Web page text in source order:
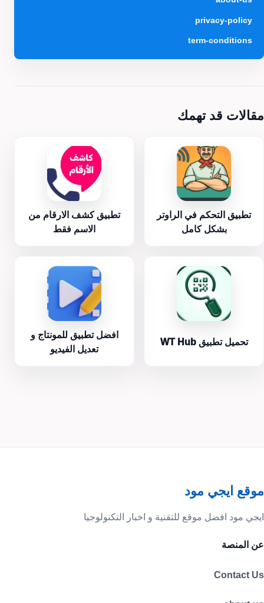
privacy-policy
term-conditions
مقالات قد تهمك
تطبيق التحكم في الراوتر
بشكل كامل
تطبيق كشف الارقام من
الاسم فقط
تحميل تطبيق WT Hub
افضل تطبيق للمونتاج و
تعديل الفيديو
موقع ايجي مود
ايجي مود افضل موقع للتقنية و اخبار التكنولوجيا
عن المنصة
Contact Us